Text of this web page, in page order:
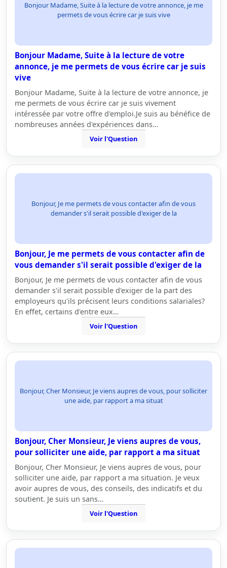
Bonjour Madame, Suite à la lecture de votre annonce, je me
permets de vous écrire car je suis vive
Bonjour Madame, Suite à la lecture de votre
annonce, je me permets de vous écrire car je suis
vive
Bonjour Madame, Suite à la lecture de votre annonce, je
me permets de vous écrire car je suis vivement
intéressée par votre offre d'emploi.Je suis au bénéfice de
nombreuses années d'expériences dans…
Voir l'Question
Bonjour, Je me permets de vous contacter afin de vous
demander s'il serait possible d'exiger de la
Bonjour, Je me permets de vous contacter afin de
vous demander s'il serait possible d'exiger de la
Bonjour, Je me permets de vous contacter afin de vous
demander s'il serait possible d'exiger de la part des
employeurs qu'ils précisent leurs conditions salariales?
En effet, certains d'entre eux…
Voir l'Question
Bonjour, Cher Monsieur, Je viens aupres de vous, pour solliciter
une aide, par rapport a ma situat
Bonjour, Cher Monsieur, Je viens aupres de vous,
pour solliciter une aide, par rapport a ma situat
Bonjour, Cher Monsieur, Je viens aupres de vous, pour
solliciter une aide, par rapport a ma situation. Je veux
avoir aupres de vous, des conseils, des indicatifs et du
soutient. Je suis un sans…
Voir l'Question